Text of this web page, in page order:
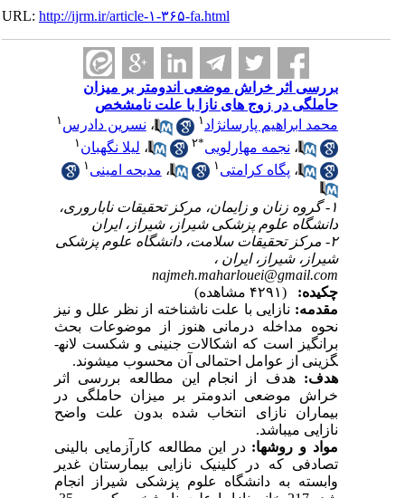
URL:http://ijrm.ir/article-۱-۳۶۵-fa.html
بررسی اثر خراش موضعی اندومتر بر میزان
حاملگی در زوج های نازا با علت نامشخص
محمد ابراهیم پارسانژاد ۱ ،نسرین دادرس
،نجمه مهارلویی ۲ ،لیلا نگهبان ۱
،پگاه کرامتی ،مدیحه امینی
۱- گروه زنان و زایمان، مرکز تحقیقات ناباروری،
دانشگاه علوم پزشکی شیراز، شیراز، ایران
۲- مرکز تحقیقات سلامت، دانشگاه علوم پزشکی
شیراز، شیراز، ایران ،
najmeh.maharlouei@gmail.com
چکیده:
مقدمه:نازایی با علت ناشناخته از نظر علل و نیز
نحوه مداخله درمانی هنوز از موضوعات بحث
برانگیز است که اشکالات جنینی و شکست لانه­
گزینی از عوامل احتمالی آن محسوب می­شوند.
هدف:هدف از انجام این مطالعه بررسی اثر
خراش موضعی اندومتر بر میزان حاملگی در
بیماران نازای انتخاب شده بدون علت واضح
نازایی می­باشد.
مواد و روش­ها:در این مطالعه کارآزمایی بالینی
تصادفی که در کلینیک نازایی بیمارستان غدیر
وابسته به دانشگاه علوم پزشکی شیراز انجام